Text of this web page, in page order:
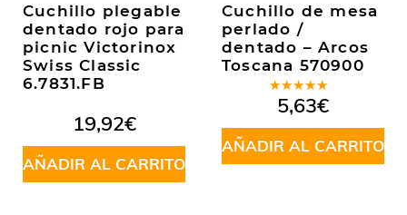
Cuchillo plegable
dentado rojo para
picnic Victorinox
Swiss Classic
6.7831.FB
19,92€
AÑADIR AL CARRITO
Cuchillo de mesa
perlado /
dentado – Arcos
Toscana 570900
Valorado
en5.00de
5
5,63€
AÑADIR AL CARRITO